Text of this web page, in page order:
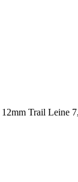
Trail Leine